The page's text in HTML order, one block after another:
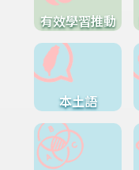
有效學習推動
本土語